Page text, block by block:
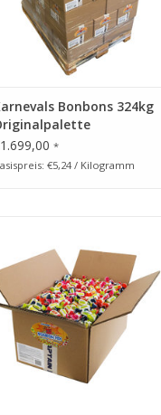
Bonbons 324kg
*
€5,24 / Kilogramm
Fruchtgeschmack
WARENKORB HINZUFÜGEN